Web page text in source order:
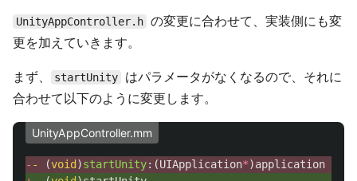
UnityAppController.h の変更に合わせて、実装側にも変
更を加えていきます。
まず、 startUnity
はパラメータがなくなるので、それに
合わせて以下のように変更します。
UnityAppController.mm
- - (void )startUnity:(UIApplication*)application